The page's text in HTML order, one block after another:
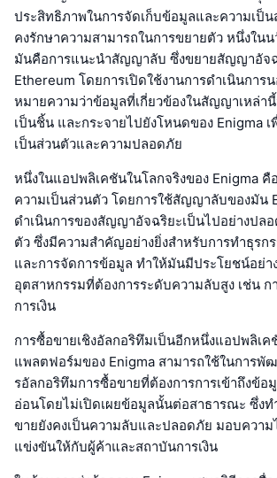
ประสิทธิภาพในการจัดเก็บข้อมูลและความเป็
คงรักษาความสามารถในการขยายตัว หนึ่งใน
มันคือการแนะนำสัญญาลับ ซึ่งขยายสัญญาอัจ
Ethereum โดยการเปิดใช้งานการดำเนินการ
หมายความว่าข้อมูลที่เกี่ยวข้องในสัญญาเหล่า
เป็นชิ้น และกระจายไปยังโหนดของ Enigma
เป็นส่วนตัวและความปลอดภัย
หนึ่งในแอปพลิเคชันในโลกจริงของ Enigma คื
ความเป็นส่วนตัว โดยการใช้สัญญาลับของมัน
ดำเนินการของสัญญาอัจฉริยะเป็นไปอย่างปล
ตัว ซึ่งมีความสำคัญอย่างยิ่งสำหรับการทำธุรก
และการจัดการข้อมูล ทำให้มันมีประโยชน์อย่า
อุตสาหกรรมที่ต้องการระดับความลับสูง เช่น
การเงิน
การซื้อขายเชิงอัลกอริทึมเป็นอีกหนึ่งแอปพลิเ
แพลตฟอร์มของ Enigma สามารถใช้ในการพั
รอัลกอริทึมการซื้อขายที่ต้องการการเข้าถึงข้อ
อ่อนโดยไม่เปิดเผยข้อมูลนั้นต่อสาธารณะ ซึ่งท
ขายยังคงเป็นความลับและปลอดภัย มอบความ
แข่งขันให้กับผู้ค้าและสถาบันการเงิน